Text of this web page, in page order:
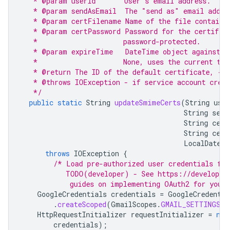
* @param sendAsEmail  The "send as" email
* @param certFilename Name of the file
* @param certPassword Password for the
   *                     password-protected.
* @param expireTime   DateTime object against
*                     None, uses the current
* @return The ID of the default certificate,
* @throws IOException - if service account
   */
public static String updateSmimeCerts(String
String
String
String
throws IOException {
/* Load pre-authorized user credentials
TODO(developer) - See https://
guides on implementing OAuth2 for
GoogleCredentials credentials =
.createScoped(GmailScopes .
HttpRequestInitializer requestInitializer = new
credentials);